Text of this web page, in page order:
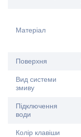
Матеріал
Поверхня
Вид системи
змиву
Підключення
води
Колір клавіши